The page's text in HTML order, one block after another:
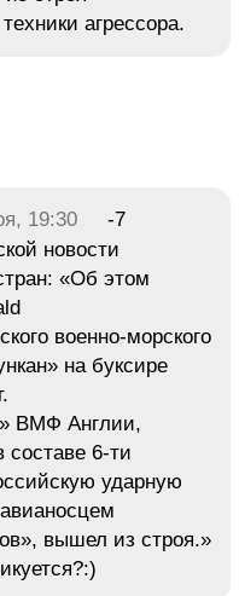
агрессора.
19:30
-7
новости
«Об этом
военно-морского
на буксире
ВМФ Англии,
6-ти
ударную
вышел из строя.»